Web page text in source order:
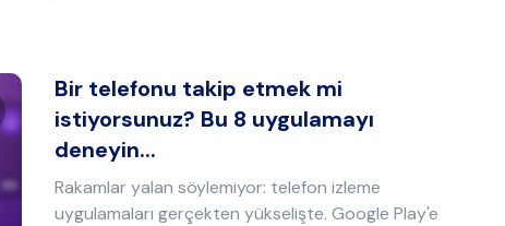
Bu makaleyi paylaş
Bir telefonu takip etmek mi
istiyorsunuz? Bu 8 uygulamayı
deneyin...
Rakamlar yalan söylemiyor: telefon izleme
uygulamaları gerçekten yükselişte. Google Play'e